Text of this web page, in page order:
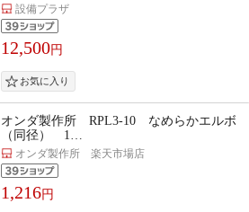
設備プラザ
12,500円
オンダ製作所 RPL3-10 なめらかエルボ
（同径） 1…
オンダ製作所 楽天市場店
1,216円